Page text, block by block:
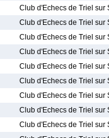
Club d'Echecs de Triel sur
Club d'Echecs de Triel sur
Club d'Echecs de Triel sur
Club d'Echecs de Triel sur
Club d'Echecs de Triel sur
Club d'Echecs de Triel sur
Club d'Echecs de Triel sur
Club d'Echecs de Triel sur
Club d'Echecs de Triel sur